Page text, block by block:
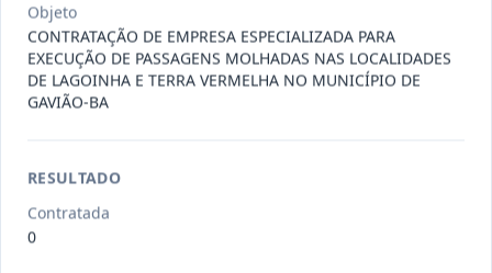
023-2026-
DL
Dispensa
ESPECIALIZADA NO RAMO DE
SEGUROS AUTO...
Situação:
022-2026-
Objeto
CONTRATAÇÃO DE EMPRESA ESPECIALIZADA PARA
EXECUÇÃO DE PASSAGENS MOLHADAS NAS LOCALIDADES
DE LAGOINHA E TERRA VERMELHA NO MUNICÍPIO DE
GAVIÃO-BA
RESULTADO
Contratada
0